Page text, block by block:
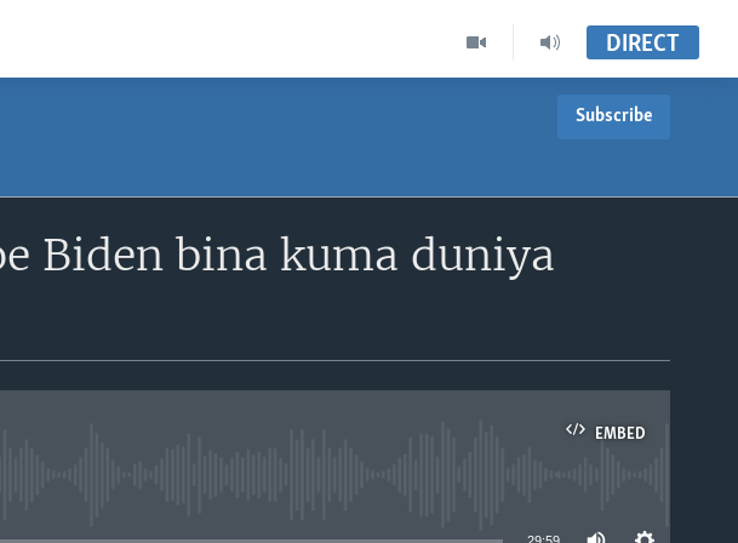
DIRECT
Subscribe
Biden bina kuma duniya
EMBED